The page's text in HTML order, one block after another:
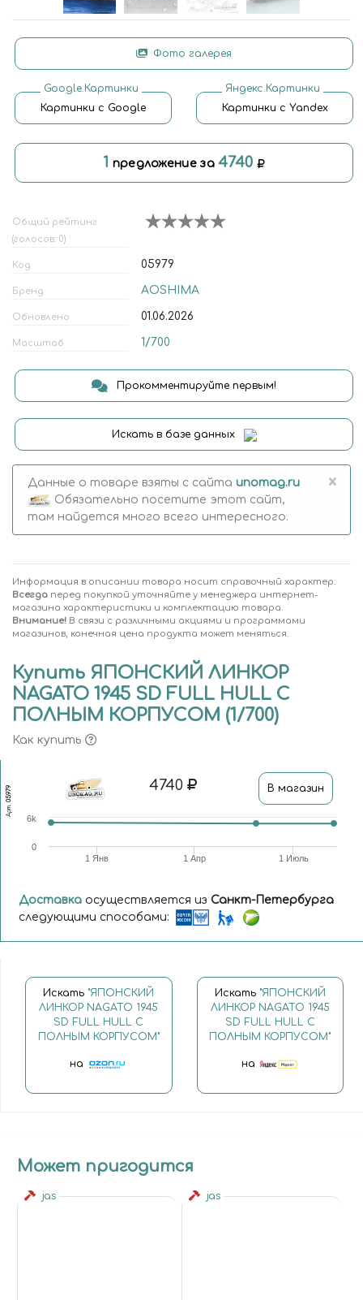
Фото галерея
Google.Картинки
Картинки с Google
Яндекс.Картинки
Картинки с Yandex
1 предложение за4740
Общий рейтинг
(голосов: 0)
Код 05979
Бренд AOSHIMA
Обновлено 01.06.2026
Масштаб 1/700
Прокомментируйте первым!
Искать в базе данных
Данные о товаре взяты с сайта unomag.ru
Обязательно посетите этот сайт,
там найдется много всего интересного.
×
Информация в описании товара носит справочный характер.
Всегда перед покупкой уточняйте у менеджера интернет-
магазина характеристики и комплектацию товара.
Внимание! В связи с различными акциями и программами
магазинов, конечная цена продукта может меняться.
Купить ЯПОНСКИЙ ЛИНКОР
NAGATO 1945 SD FULL HULL С
ПОЛНЫМ КОРПУСОМ (1/700)
Как купить
Арт.
05979 4740 В магазин
1 Янв 1 Апр 1 Июль
0
6k
Доставка осуществляется из Санкт-Петербурга
следующими способами:
Искать "ЯПОНСКИЙ
ЛИНКОР NAGATO 1945
SD FULL HULL С
ПОЛНЫМ КОРПУСОМ"
на
Искать "ЯПОНСКИЙ
ЛИНКОР NAGATO 1945
SD FULL HULL С
ПОЛНЫМ КОРПУСОМ"
на
Может пригодится
jas jas